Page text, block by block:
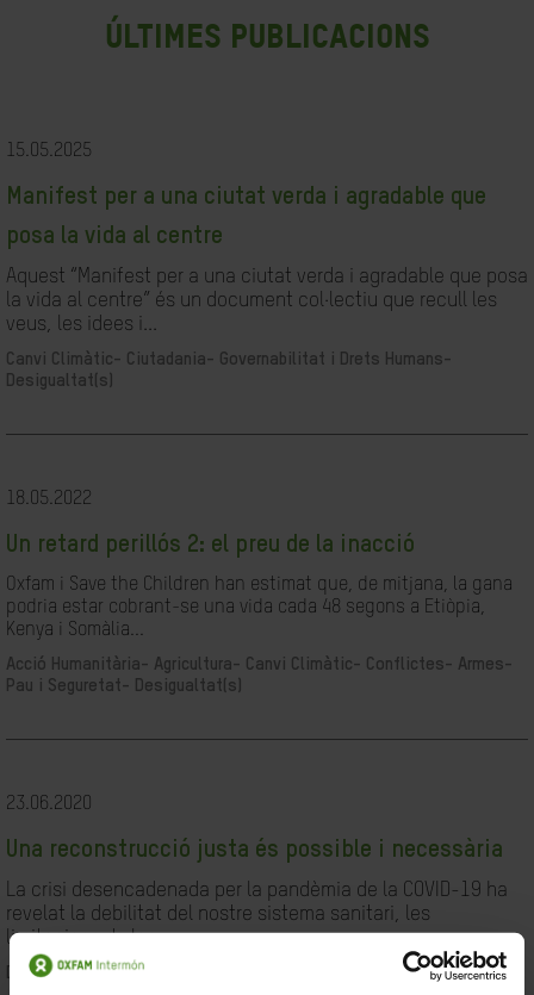
últimes publicacions
15.05.2025
Manifest per a una ciutat verda i agradable que
posa la vida al centre
Aquest “Manifest per a una ciutat verda i agradable que posa
la vida al centre” és un document col·lectiu que recull les
veus, les idees i...
Canvi Climàtic-
Ciutadania- Governabilitat i Drets Humans-
Desigualtat(s)
18.05.2022
Un retard perillós 2: el preu de la inacció
Oxfam i Save the Children han estimat que, de mitjana, la gana
podria estar cobrant-se una vida cada 48 segons a Etiòpia,
Kenya i Somàlia...
Acció Humanitària- Agricultura- Canvi Climàtic-
Conflictes- Armes-
Pau i Seguretat-
Desigualtat(s)
23.06.2020
Una reconstrucció justa és possible i necessària
La crisi desencadenada per la pandèmia de la COVID-19 ha
revelat la debilitat del nostre sistema sanitari, les
limitacions de les...
Desigualtat(s)